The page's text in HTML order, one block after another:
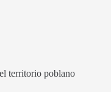
territorio poblano